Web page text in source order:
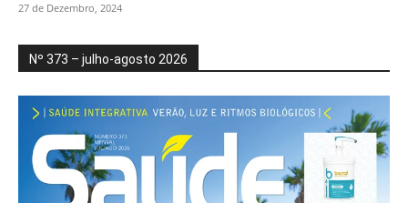
27 de Dezembro, 2024
Nº 373 – julho-agosto 2026